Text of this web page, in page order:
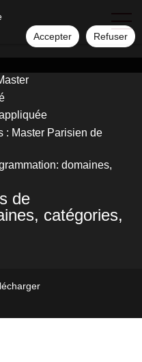
Accepter Refuser
: Master Parisien de
domaines,
de
catégories,